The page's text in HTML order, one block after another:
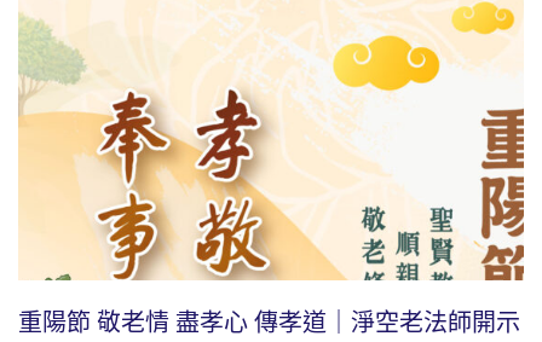
重陽節 敬老情 盡孝心 傳孝道｜淨空老法師開示